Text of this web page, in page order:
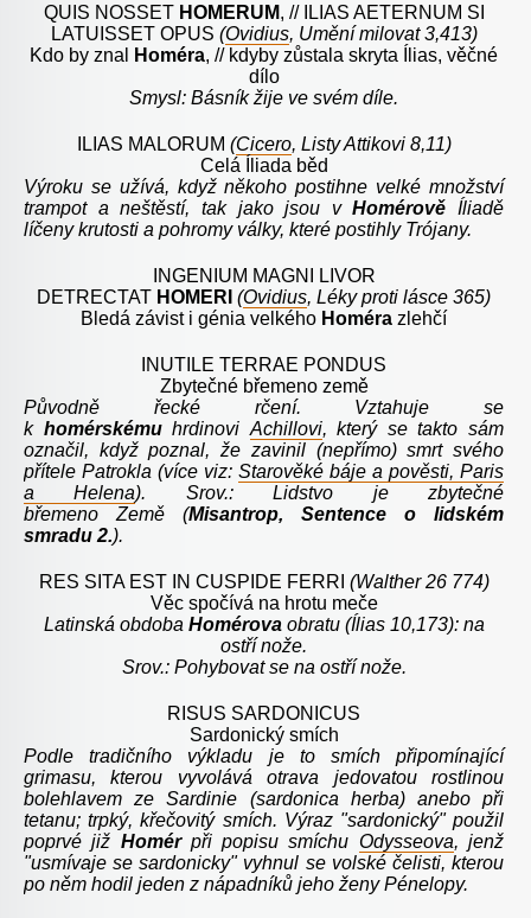
QUIS NOSSET HOMERUM, // ILIAS AETERNUM SI
LATUISSET OPUS (Ovidius, Umění milovat 3,413)
Kdo by znal
Homéra, // kdyby zůstala skryta Ílias, věčné
dílo
Smysl: Básník žije ve svém díle.
ILIAS MALORUM (Cicero, Listy Attikovi 8,11)
Celá
Íliada běd
Výroku se užívá, když někoho postihne velké množství
trampot a neštěstí, tak jako jsou vHomérově Íliadě
líčeny krutosti a pohromy války, které postihly Trójany.
INGENIUM MAGNI LIVOR
DETRECTAT HOMERI (Ovidius, Léky proti lásce 365)
Bledá závist i génia velkého Homéra zlehčí
INUTILE TERRAE PONDUS
Zbytečné břemeno země
Původně řecké rčení. Vztahuje se
k homérskému hrdinovi Achillovi, který se takto sám
označil, když poznal, že zavinil (nepřímo) smrt svého
přítele Patrokla (více viz: Starověké báje a pověsti, Paris
a Helena). Srov.: Lidstvo je zbytečné
břemeno
Země (Misantrop, Sentence o lidském
smradu 2.).
RES SITA EST IN CUSPIDE FERRI (Walther 26 774)
Věc spočívá na hrotu meče
Latinská obdoba Homérovaobratu (Ílias 10,173): na
ostří nože.
Srov.: Pohybovat se na ostří nože.
RISUS SARDONICUS
Sardonický smích
Podle tradičního výkladu je to smích připomínající
grimasu, kterou vyvolává otrava jedovatou rostlinou
bolehlavem ze Sardinie (sardonica herba) anebo při
tetanu; trpký, křečovitý smích. Výraz "sardonický" použil
poprvé již Homér při popisu smíchu Odysseova, jenž
"usmívaje se sardonicky" vyhnul se volské čelisti, kterou
po něm hodil jeden z nápadníků jeho ženy Pénelopy.